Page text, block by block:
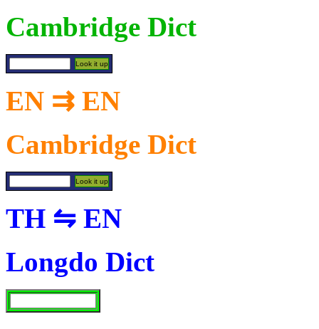
Cambridge Dict
EN ⇉ EN
Cambridge Dict
TH ⇋ EN
Longdo Dict